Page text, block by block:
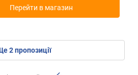
Перейти в магазин
ще2пропозиції